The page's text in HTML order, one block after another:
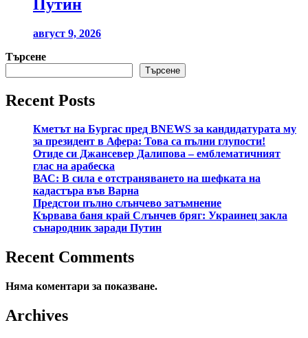
Путин
август 9, 2026
Търсене
Търсене
Recent Posts
Кметът на Бургас пред BNEWS за кандидатурата му
за президент в Афера: Това са пълни глупости!
Отиде си Джансевер Далипова – емблематичният
глас на арабеска
ВАС: В сила е отстраняването на шефката на
кадастъра във Варна
Предстои пълно слънчево затъмнение
Кървава баня край Слънчев бряг: Украинец закла
сънародник заради Путин
Recent Comments
Няма коментари за показване.
Archives